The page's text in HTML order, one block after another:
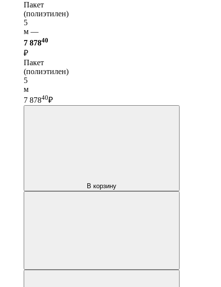
Пакет
(полиэтилен)
5
м —
7 87840
₽
Пакет
(полиэтилен)
5
м
7 87840₽
В корзину